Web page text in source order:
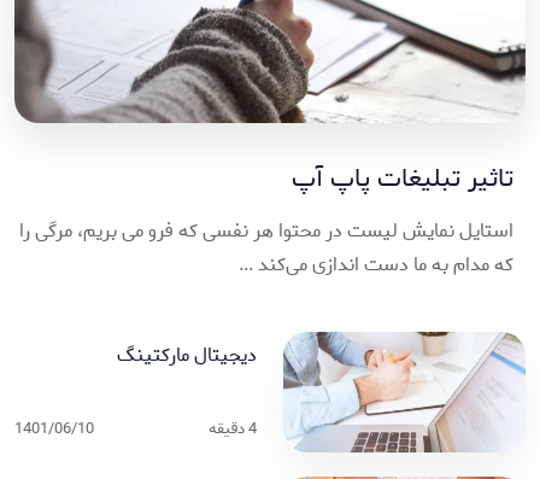
تاثیر تبلیغات پاپ آپ
استایل نمایش لیست در محتوا هر نفسی که فرو می‌ بریم، مرگی را
که مدام به ما دست‌ اندازی می‌کند ...
دیجیتال مارکتینگ
4دقیقه 1401/06/10